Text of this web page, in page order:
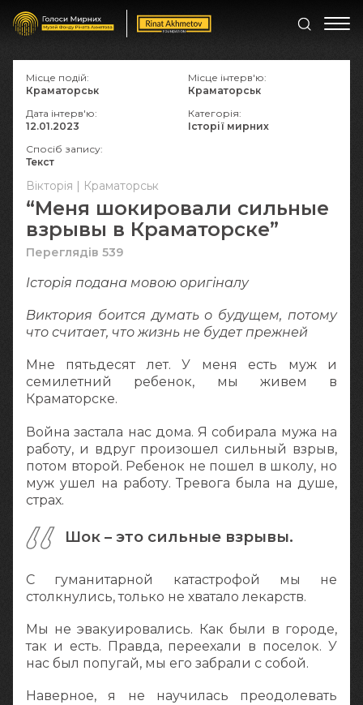
Вікторія | Краматорськ
“Меня шокировали сильные
взрывы в Краматорске”
Переглядів 539
Історія подана мовою оригіналy
Виктория боится думать о будущем, потому
что считает, что жизнь не будет прежней
Мне пятьдесят лет. У меня есть муж и
семилетний ребенок, мы живем в
Краматорске.
Война застала нас дома. Я собирала мужа на
работу, и вдруг произошел сильный взрыв,
потом второй. Ребенок не пошел в школу, но
муж ушел на работу. Тревога была на душе,
страх.
Шок – это сильные взрывы.
С гуманитарной катастрофой мы не
столкнулись, только не хватало лекарств.
Мы не эвакуировались. Как были в городе,
так и есть. Правда, переехали в поселок. У
нас был попугай, мы его забрали с собой.
Наверное, я не научилась преодолевать
Місце подій:
Краматорськ
Місце інтерв'ю:
Краматорськ
Дата інтерв'ю:
12.01.2023
Категорія:
Історії мирних
Спосіб запису:
Текст